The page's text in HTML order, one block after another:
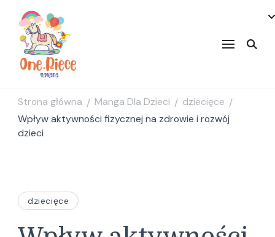
Strona główna / Manga Dla Dzieci / dziecięce /
Wpływ aktywności fizycznej na zdrowie i rozwój
dzieci
dziecięce